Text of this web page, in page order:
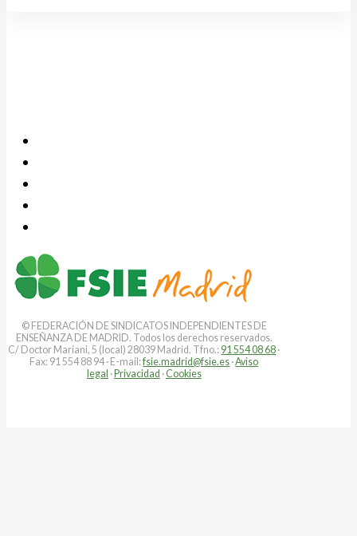
© FEDERACIÓN DE SINDICATOS INDEPENDIENTES DE
ENSEÑANZA DE MADRID. Todos los derechos reservados.
C/ Doctor Mariani, 5 (local) 28039 Madrid. Tfno.: 91 554 08 68 ·
Fax: 91 554 88 94 · E-mail:fsie.madrid@fsie.es ·Aviso
legal ·Privacidad · Cookies